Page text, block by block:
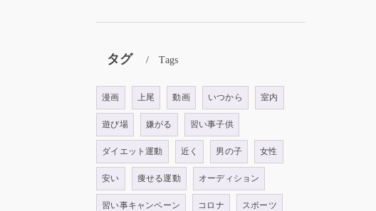
タグ Tags
漫画 上尾 動画 いつから 室内
遊び場 嫌がる 習い事子供
ダイエット運動 近く 男の子 女性
安い 痩せる運動 オーディション
習い事キャンペーン コロナ スポーツ